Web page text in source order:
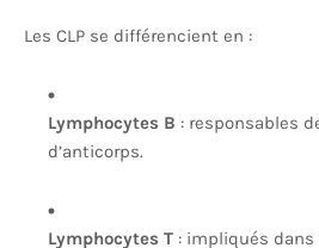
Les CLP se différencient en :
Lymphocytes B : responsables
d’anticorps.
Lymphocytes T : impliqués